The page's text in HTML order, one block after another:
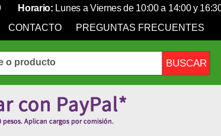
Horario: Lunes a Viernes de 10:00 a 14:00 y
CONTACTO PREGUNTAS FRECUENTES